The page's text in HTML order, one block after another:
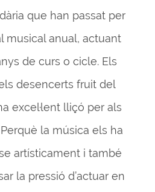
que han passat per
musical anual, actuant
de curs o cicle. Els
desencerts fruit del
excel·lent lliçó per als
la música els ha
artísticament i també
la pressió d’actuar en